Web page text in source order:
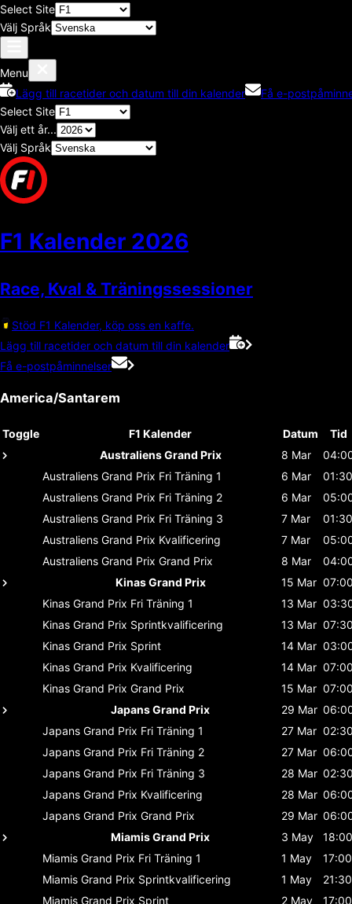
Select Site
Välj Språk
Menu
Lägg till racetider och datum till din kalender
Få e-
Select Site
Välj ett år...
Välj Språk
F1 Kalender 2026
Race, Kval & Träningssessioner
Stöd F1 Kalender, köp oss en kaffe.
Lägg till racetider och datum till din kalender
Få e-postpåminnelser
America/Santarem
Toggle F1 Kalender Datum
Tid
Australiens Grand Prix
8 Mar
Australiens Grand Prix Fri Träning 1 6 Mar
01:30
Australiens Grand Prix Fri Träning 2 6 Mar
Australiens Grand Prix Fri Träning 3 7 Mar
01:30
Australiens Grand Prix Kvalificering 7 Mar
Australiens Grand Prix Grand Prix 8 Mar
Kinas Grand Prix
15 Mar 07:00
Kinas Grand Prix Fri Träning 1 13 Mar
Kinas Grand Prix Sprintkvalificering 13 Mar 07:30
Kinas Grand Prix Sprint 14 Mar
Kinas Grand Prix Kvalificering 14 Mar 07:00
Kinas Grand Prix Grand Prix 15 Mar 07:00
Japans Grand Prix
29 Mar
Japans Grand Prix Fri Träning 1 27 Mar 02:30
Japans Grand Prix Fri Träning 2 27 Mar
Japans Grand Prix Fri Träning 3 28 Mar 02:30
Japans Grand Prix Kvalificering 28 Mar
Japans Grand Prix Grand Prix 29 Mar
Miamis Grand Prix
3 May
18:00
Miamis Grand Prix Fri Träning 1 1 May
17:00
Miamis Grand Prix Sprintkvalificering 1 May
21:30
Miamis Grand Prix Sprint 2 May
17:00